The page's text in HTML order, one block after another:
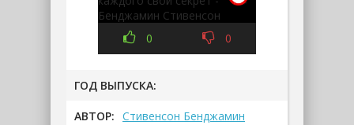
0 0
ГОД ВЫПУСКА:
АВТОР: Стивенсон Бенджамин